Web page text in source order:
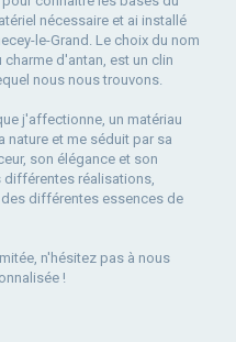
nécessaire et ai installé
le-Grand. Le choix du nom
charme d'antan, est un clin
nous nous trouvons.
j'affectionne, un matériau
nature et me séduit par sa
son élégance et son
réalisations,
différentes essences de
n'hésitez pas à nous
!